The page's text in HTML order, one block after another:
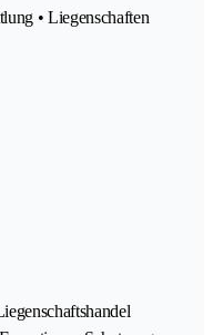
• Liegenschaften